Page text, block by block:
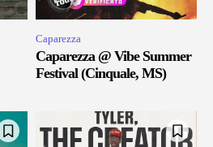
Caparezza
Caparezza @ Vibe Summer
Festival (Cinquale, MS)